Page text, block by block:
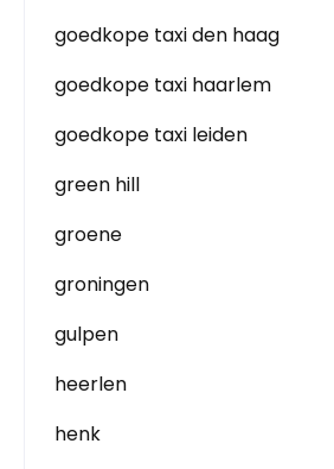
goedkope taxi den haag
goedkope taxi haarlem
goedkope taxi leiden
green hill
groene
groningen
gulpen
heerlen
henk